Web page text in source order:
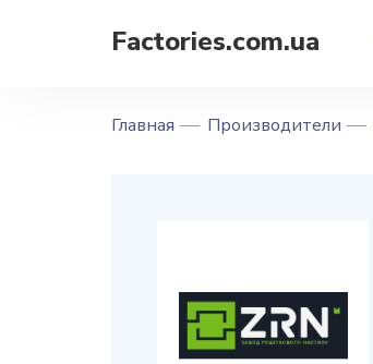
Factories.com.ua
Главная Производители